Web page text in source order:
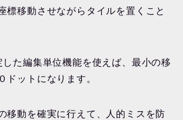
標移動させながらタイルを置くこと
した編集単位機能を使えば、最小の移
ドットになります。
移動を確実に行えて、人的ミスを防